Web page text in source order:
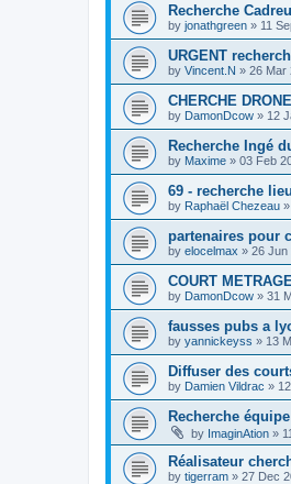
Recherche
by jonathgreen » 11
URGENT
by Vincent.N » 26 Mar
CHERCHE
by DamonDcow » 12
Recherche Ingé
by Maxime » 03 Feb
69 - recherche
by Raphaël Chezeau »
partenaires pour
by elocelmax » 26 Jun
COURT METRAGE
by DamonDcow » 31
fausses pubs a
by yannickeyss » 13
Diffuser des
by Damien Vildrac »
Recherche
by ImaginAtion »
Réalisateur
by tigerram » 27 Dec